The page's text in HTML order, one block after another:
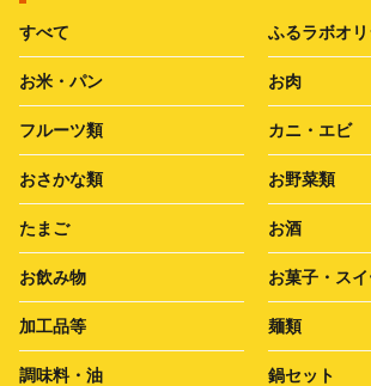
すべて ふるラボオ
お米・パン お肉
フルーツ類 カニ・エビ
おさかな類 お野菜類
たまご お酒
お飲み物 お菓子・ス
加工品等 麺類
調味料・油 鍋セット